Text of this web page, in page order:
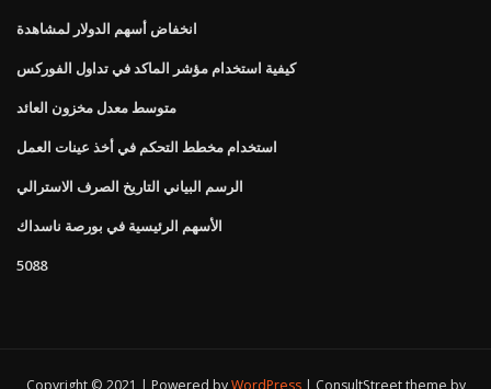
انخفاض أسهم الدولار لمشاهدة
كيفية استخدام مؤشر الماكد في تداول الفوركس
متوسط ​​معدل مخزون العائد
استخدام مخطط التحكم في أخذ عينات العمل
الرسم البياني التاريخ الصرف الاسترالي
الأسهم الرئيسية في بورصة ناسداك
5088